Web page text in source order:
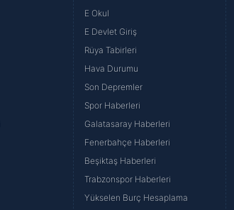
E Okul
E Devlet Giriş
Rüya Tabirleri
Hava Durumu
Son Depremler
Spor Haberleri
Galatasaray Haberleri
Fenerbahçe Haberleri
Beşiktaş Haberleri
Trabzonspor Haberleri
Yükselen Burç Hesaplama